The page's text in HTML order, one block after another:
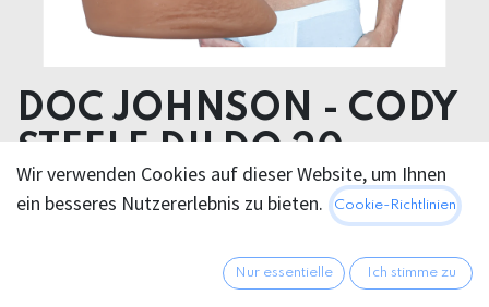
DOC JOHNSON - CODY
STEELE DILDO 20cm
Product dimensions 3.80 x 20.30 x 3.80 cm
Product diameter 3.80 cm
Insertable length 16.50 cm
Wir verwenden Cookies auf dieser Website, um Ihnen
ein besseres Nutzererlebnis zu bieten.
Cookie-Richtlinien
Nur essentielle Ich stimme zu